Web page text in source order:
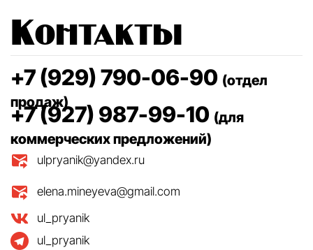
Контакты
+7 (929) 790-06-90 (отдел
продаж)
+7 (927) 987-99-10 (для
коммерческих предложений)
ulpryanik@yandex.ru
elena.mineyeva@gmail.com
ul_pryanik
ul_pryanik